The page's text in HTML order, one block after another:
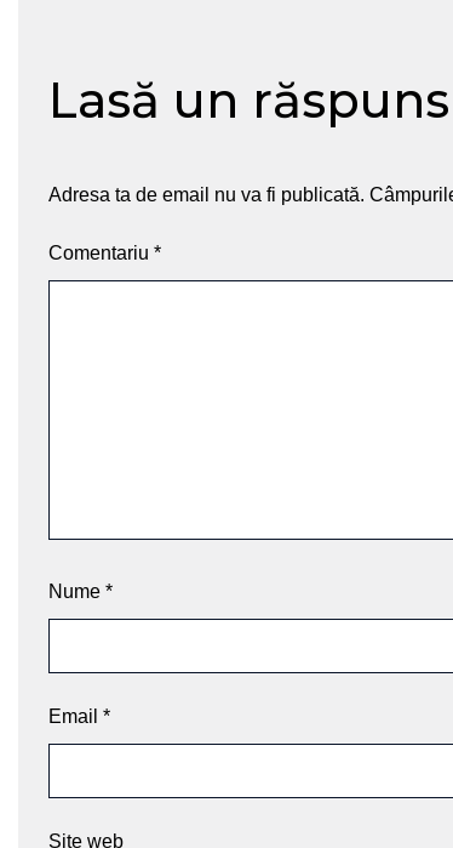
Lasă un răspuns
Adresa ta de email nu va fi publicată.
Comentariu *
Nume *
Email *
Site web